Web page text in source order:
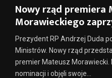
Nowy rząd premiera
Morawieckiego
Prezydent RP Andrzej Duda
Ministrów. Nowy rząd
premier Mateusz
nominacji i objęli swoje...